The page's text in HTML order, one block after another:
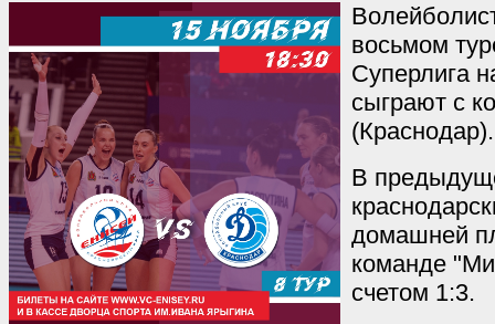
восьмом
Суперлига
сыграют с
(Краснодар).
В
домашней
команде
счетом 1:3.